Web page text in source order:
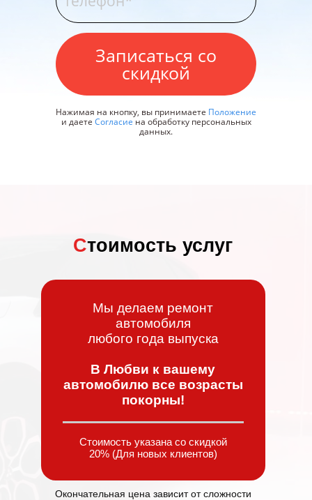
Записаться со
скидкой
Нажимая на кнопку, вы принимаете Положение
и даете Согласие на обработку персональных
данных.
Стоимость услуг
Мы делаем ремонт
автомобиля
любого года выпуска
В Любви к вашему
автомобилю все возрасты
покорны!
Стоимость указана со скидкой
20% (Для новых клиентов)
Окончательная цена зависит от сложности